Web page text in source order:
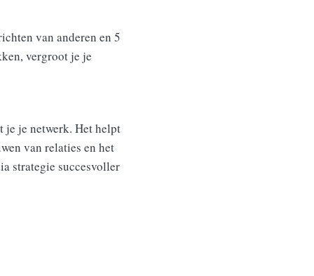
van anderen en 5
vergroot je je
je je netwerk. Het helpt
van relaties en het
strategie succesvoller